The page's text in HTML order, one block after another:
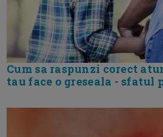
Cum sa raspunzi corect
tau face o greseala - sfatul